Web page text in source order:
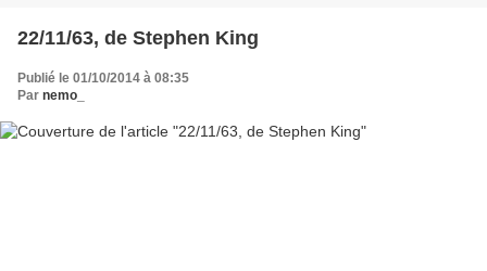
22/11/63, de Stephen King
Publié le 01/10/2014 à 08:35
Par nemo_